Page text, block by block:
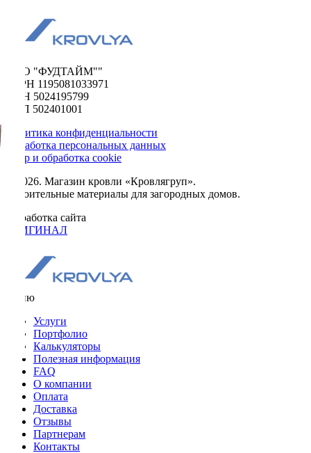
ООО "ФУДТАЙМ""
ОГРН 1195081033971
ИНН 5024195799
КПП 502401001
Политика конфиденциальности
Обработка персональных данных
Сбор и обработка cookie
© 2026. Магазин кровли «Кровлягруп».
Строительные материалы для загородных домов.
Разработка сайта
ОРИГИНАЛ
Меню
Услуги
Портфолио
Калькуляторы
Полезная информация
FAQ
О компании
Оплата
Доставка
Отзывы
Партнерам
Контакты